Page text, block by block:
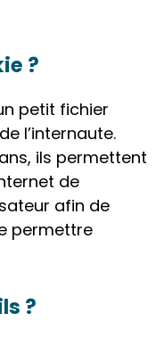
?
petit fichier
l’internaute.
ils permettent
de
afin de
permettre
?